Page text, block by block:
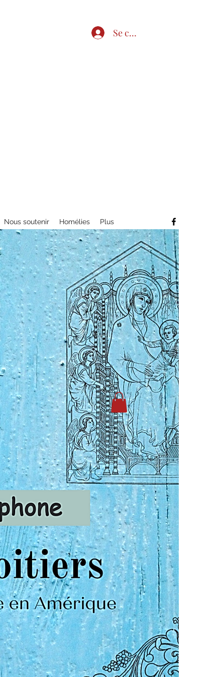
Se connecter
Nous soutenir Homélies Plus